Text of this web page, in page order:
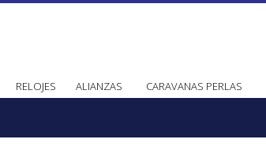
RELOJES ALIANZAS CARAVANAS PERLAS